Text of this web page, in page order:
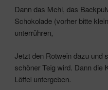
Dann das Mehl, das
Schokolade (vorher bitte
unterrühren,
Jetzt den Rotwein dazu und
schöner Teig wird. Dann die
Löffel untergeben.